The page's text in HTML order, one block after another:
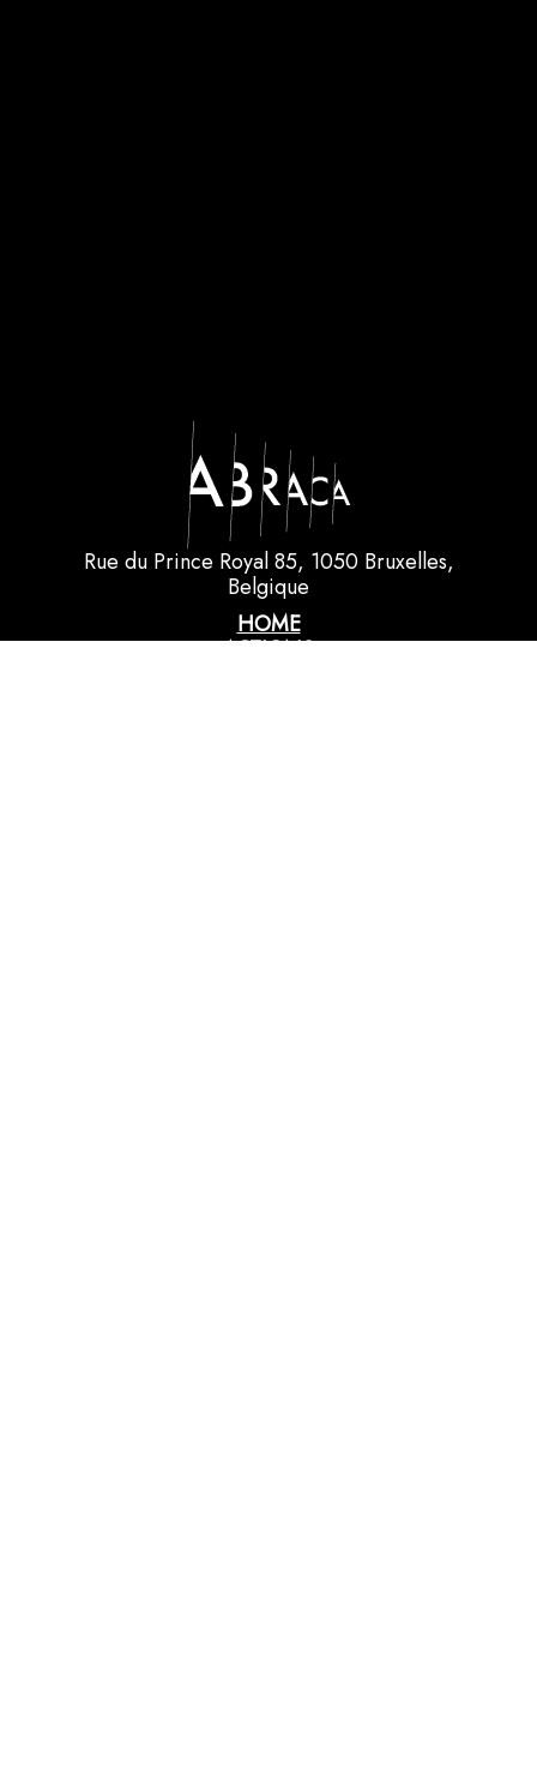
Rue du Prince Royal 85, 1050 Bruxelles,
Belgique
HOME
ACTIONS